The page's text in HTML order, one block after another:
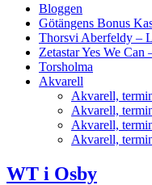
Bloggen
Götängens Bonus
Thorsvi Aberfeldy –
Zetastar Yes We Can
Torsholma
Akvarell
Akvarell,
Akvarell,
Akvarell,
Akvarell,
WT i Osby